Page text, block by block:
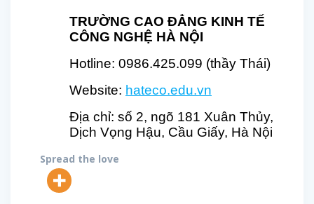
TRƯỜNG CAO ĐẲNG KINH TẾ
CÔNG NGHỆ HÀ NỘI
Hotline: 0986.425.099 (thầy Thái)
Website: hateco.edu.vn
Địa chỉ: số 2, ngõ 181 Xuân Thủy,
Dịch Vọng Hậu, Cầu Giấy, Hà Nội
Spread the love